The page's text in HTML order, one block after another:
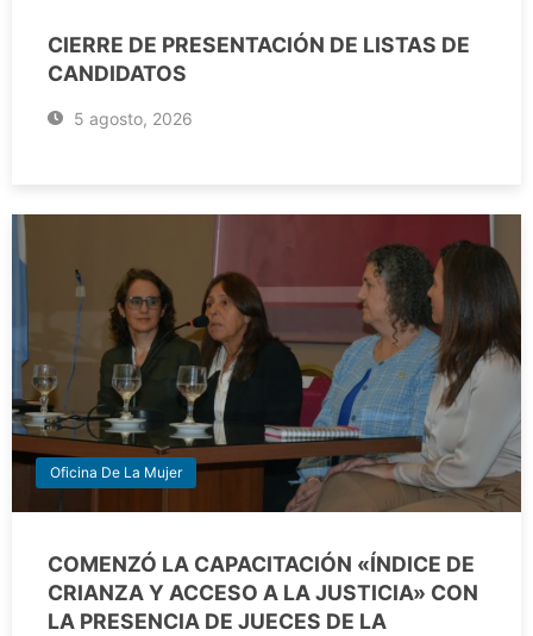
CIERRE DE PRESENTACIÓN DE LISTAS DE
CANDIDATOS
5 agosto, 2026
Oficina De La Mujer
COMENZÓ LA CAPACITACIÓN «ÍNDICE DE
CRIANZA Y ACCESO A LA JUSTICIA» CON
LA PRESENCIA DE JUECES DE LA